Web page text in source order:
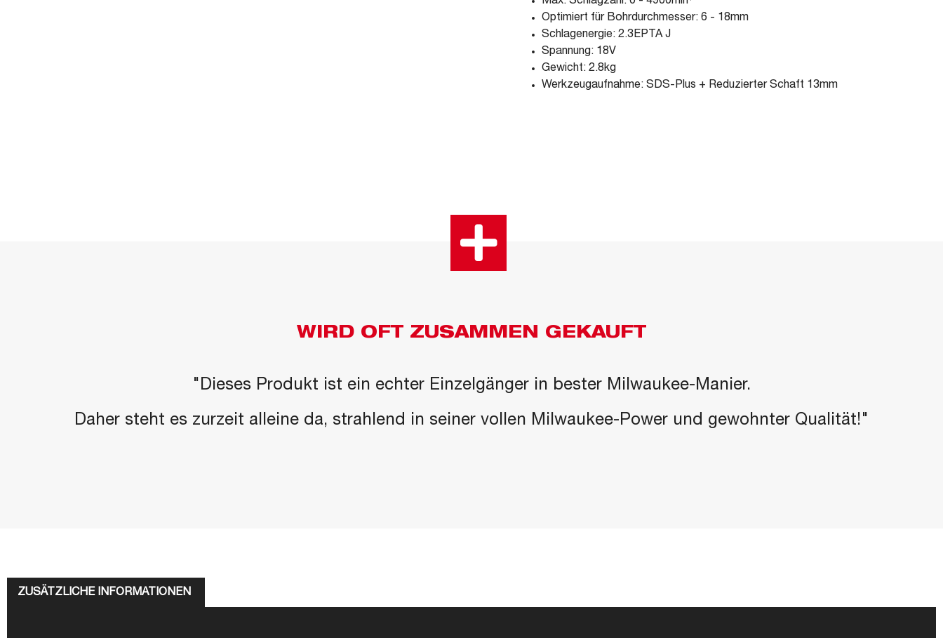
Optimiert für Bohrdurchmesser: 6 - 18mm
Schlagenergie: 2.3EPTA J
Spannung: 18V
Gewicht: 2.8kg
Werkzeugaufnahme: SDS-Plus + Reduzierter Schaft 13mm
WIRD OFT ZUSAMMEN GEKAUFT
"Dieses Produkt ist ein echter Einzelgänger in bester Milwaukee-Manier.
Daher steht es zurzeit alleine da, strahlend in seiner vollen Milwaukee-Power und gewohnter Qualität!"
ZUSÄTZLICHE INFORMATIONEN